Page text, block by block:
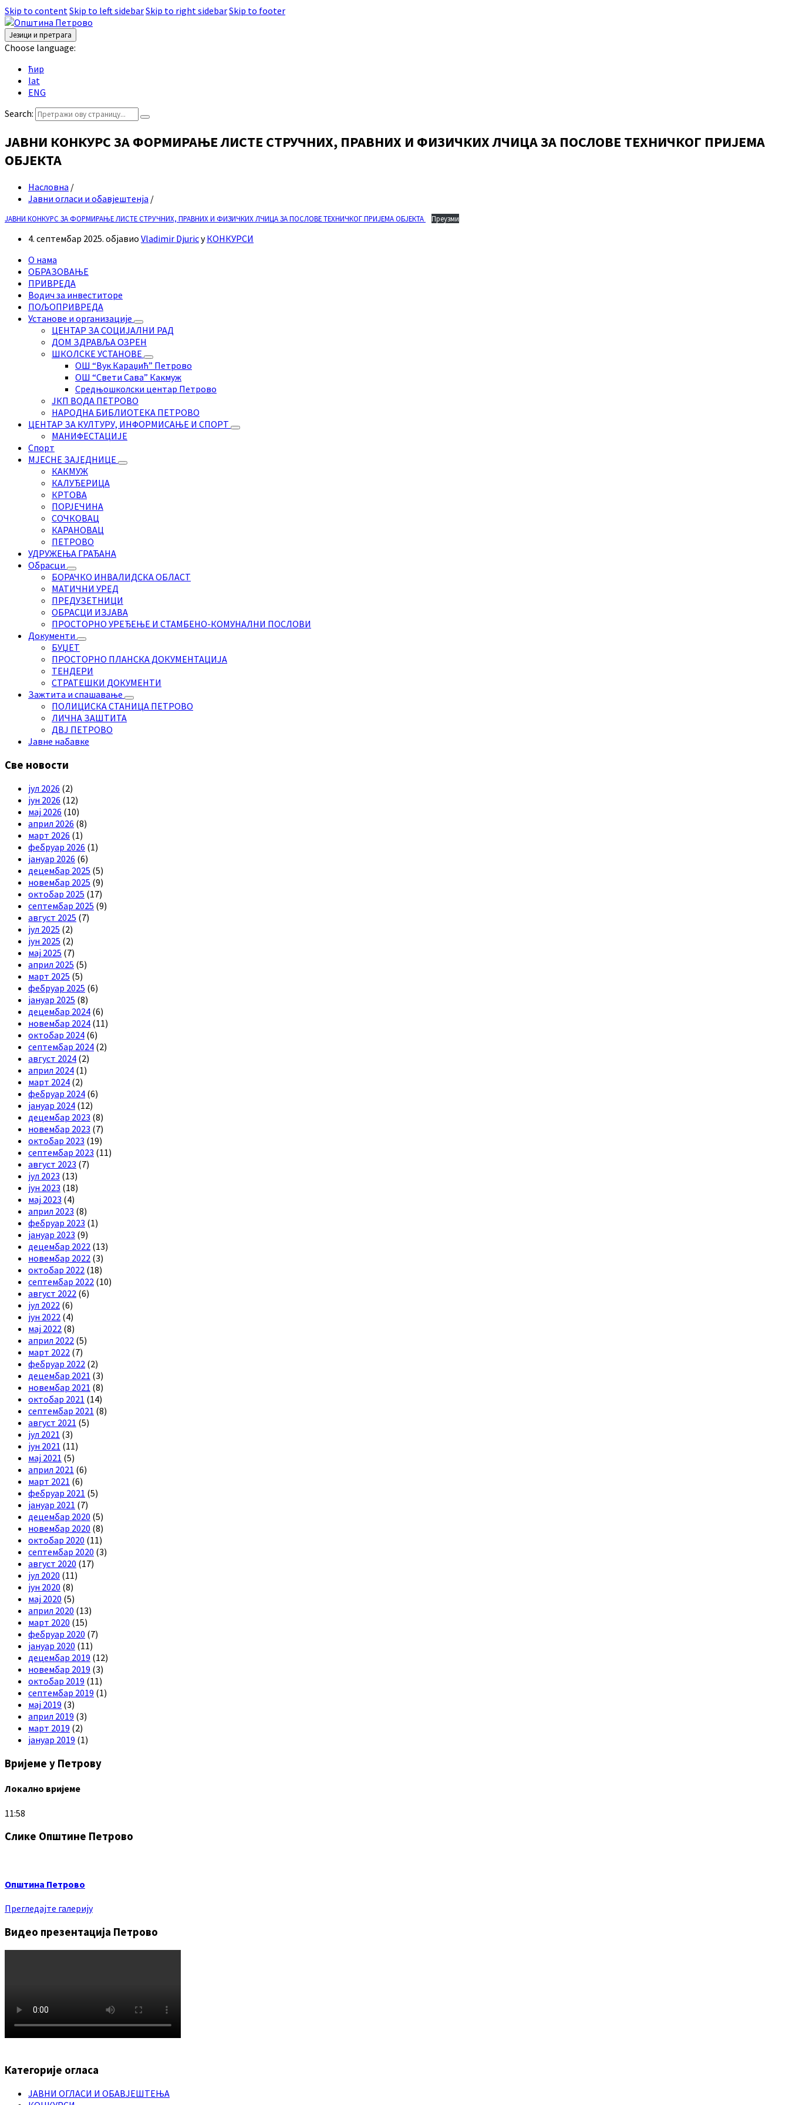
Skip to contentSkip to left sidebarSkip to right sidebarSkip to footer
Језици и претрага
Choose language:
ћир
lat
ENG
Search:
ЈАВНИ КОНКУРС ЗА ФОРМИРАЊЕ ЛИСТЕ СТРУЧНИХ, ПРАВНИХ И ФИЗИЧКИХ ЛЧИЦА ЗА ПОСЛОВЕ ТЕХНИЧКОГ ПРИЈЕМА
ОБЈЕКТА
Насловна /
Јавни огласи и обавјештенја /
ЈАВНИ КОНКУРС ЗА ФОРМИРАЊЕ ЛИСТЕ СТРУЧНИХ, ПРАВНИХ И ФИЗИЧКИХ ЛЧИЦА ЗА ПОСЛОВЕ ТЕХНИЧКОГ ПРИЈЕМА ОБЈЕКТА Преузми
4. септембар 2025. објавио Vladimir DjuricуКОНКУРСИ
О нама
ОБРАЗОВАЊЕ
ПРИВРЕДА
Водич за инвеститоре
ПОЉОПРИВРЕДА
Установе и организације
ЦЕНТАР ЗА СОЦИЈАЛНИ РАД
ДОМ ЗДРАВЉА ОЗРЕН
ШКОЛСКЕ УСТАНОВЕ
ОШ “Вук Караџић” Петрово
ОШ “Свети Сава” Какмуж
Средњошколски центар Петрово
ЈКП ВОДА ПЕТРОВО
НАРОДНА БИБЛИОТЕКА ПЕТРОВО
ЦЕНТАР ЗА КУЛТУРУ, ИНФОРМИСАЊЕ И СПОРТ
МАНИФЕСТАЦИЈЕ
Спорт
МЈЕСНЕ ЗАЈЕДНИЦЕ
КАКМУЖ
КАЛУЂЕРИЦА
КРТОВА
ПОРЈЕЧИНА
СОЧКОВАЦ
КАРАНОВАЦ
ПЕТРОВО
УДРУЖЕЊА ГРАЂАНА
Обрасци
БОРАЧКО ИНВАЛИДСКА ОБЛАСТ
МАТИЧНИ УРЕД
ПРЕДУЗЕТНИЦИ
ОБРАСЦИ ИЗЈАВА
ПРОСТОРНО УРЕЂЕЊЕ И СТАМБЕНО-КОМУНАЛНИ ПОСЛОВИ
Документи
БУЏЕТ
ПРОСТОРНО ПЛАНСКА ДОКУМЕНТАЦИЈА
ТЕНДЕРИ
СТРАТЕШКИ ДОКУМЕНТИ
Зажтита и спашавање
ПОЛИЦИСКА СТАНИЦА ПЕТРОВО
ЛИЧНА ЗАШТИТА
ДВЈ ПЕТРОВО
Јавне набавке
Све новости
јул 2026 (2)
јун 2026 (12)
мај 2026 (10)
април 2026 (8)
март 2026 (1)
фебруар 2026 (1)
јануар 2026 (6)
децембар 2025 (5)
новембар 2025 (9)
октобар 2025 (17)
септембар 2025 (9)
август 2025 (7)
јул 2025 (2)
јун 2025 (2)
мај 2025 (7)
април 2025 (5)
март 2025 (5)
фебруар 2025 (6)
јануар 2025 (8)
децембар 2024 (6)
новембар 2024 (11)
октобар 2024 (6)
септембар 2024 (2)
август 2024 (2)
април 2024 (1)
март 2024 (2)
фебруар 2024 (6)
јануар 2024 (12)
децембар 2023 (8)
новембар 2023 (7)
октобар 2023 (19)
септембар 2023 (11)
август 2023 (7)
јул 2023 (13)
јун 2023 (18)
мај 2023 (4)
април 2023 (8)
фебруар 2023 (1)
јануар 2023 (9)
децембар 2022 (13)
новембар 2022 (3)
октобар 2022 (18)
септембар 2022 (10)
август 2022 (6)
јул 2022 (6)
јун 2022 (4)
мај 2022 (8)
април 2022 (5)
март 2022 (7)
фебруар 2022 (2)
децембар 2021 (3)
новембар 2021 (8)
октобар 2021 (14)
септембар 2021 (8)
август 2021 (5)
јул 2021 (3)
јун 2021 (11)
мај 2021 (5)
април 2021 (6)
март 2021 (6)
фебруар 2021 (5)
јануар 2021 (7)
децембар 2020 (5)
новембар 2020 (8)
октобар 2020 (11)
септембар 2020 (3)
август 2020 (17)
јул 2020 (11)
јун 2020 (8)
мај 2020 (5)
април 2020 (13)
март 2020 (15)
фебруар 2020 (7)
јануар 2020 (11)
децембар 2019 (12)
новембар 2019 (3)
октобар 2019 (11)
септембар 2019 (1)
мај 2019 (3)
април 2019 (3)
март 2019 (2)
јануар 2019 (1)
Вријеме у Петрову
Локално вријеме
11:58
Слике Општине Петрово
Општина Петрово
Прегледајте галерију
Видео презентација Петрово
Категорије огласа
ЈАВНИ ОГЛАСИ И ОБАВЈЕШТЕЊА